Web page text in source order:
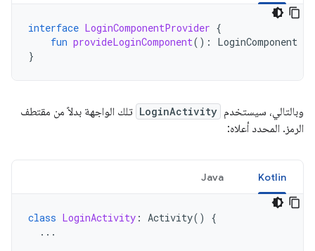
interface LoginComponentProvider {
fun provideLoginComponent():
LoginComponent
}
وبالتالي، سيستخدم LoginActivity تلك الواجهة بدلاً من مقتطف
الرمز. المحدد أعلاه:
Kotlin
Java
class LoginActivity : Activity()
{
...